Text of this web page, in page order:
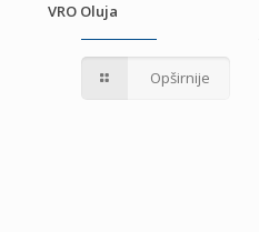
VRO Oluja
Opširnije